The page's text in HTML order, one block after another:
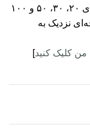
این عطر در حجم‌های ۲۰، ۳۰، ۵۰ و ۱۰۰
نزدیک به
]